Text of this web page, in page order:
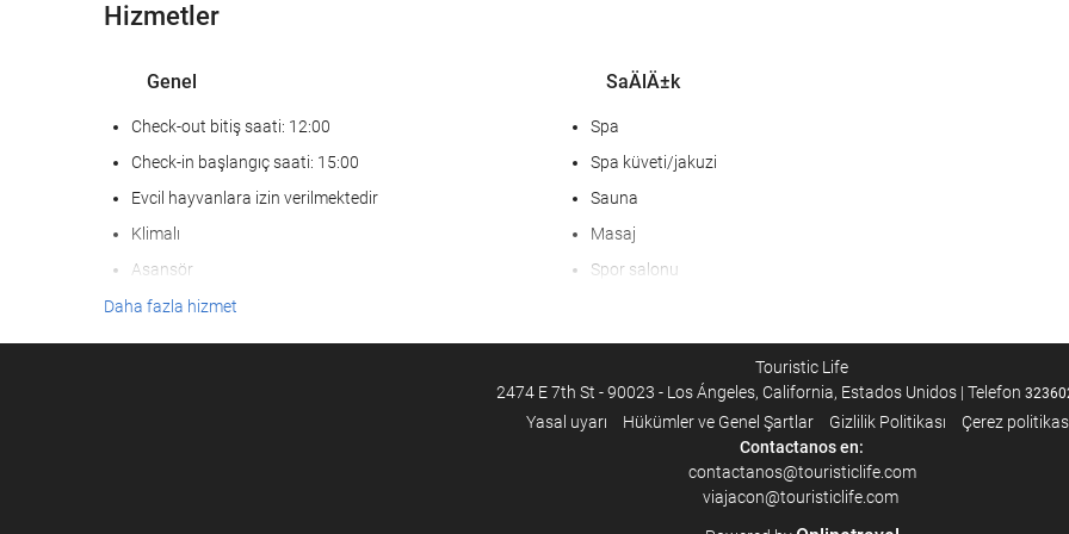
Hizmetler
Genel
Check-out bitiş saati: 12:00
Check-in başlangıç saati: 15:00
Evcil hayvanlara izin verilmektedir
Klimalı
Asansör
Hareket ve erişim kısıtlılığı bulunan kişiler
Sigar İçilmeyen Oda
SaÄlÄ±k
Spa
Spa küveti/jakuzi
Sauna
Masaj
Spor salonu
Yiyecek ve içecek
Çocuklar için menüler
Daha fazla hizmet
Touristic Life
2474 E 7th St - 90023 - Los Ángeles, California, Estados Unidos | Telefon
Yasal uyarı Hükümler ve Genel Şartlar Gizlilik Politikası
Çerez
Contactanos en:
contactanos@touristiclife.com
viajacon@touristiclife.com